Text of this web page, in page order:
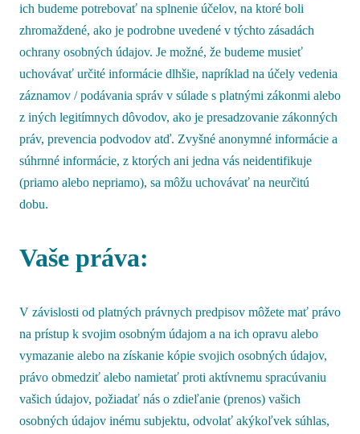
ich budeme potrebovať na splnenie účelov, na ktoré boli
zhromaždené, ako je podrobne uvedené v týchto zásadách
ochrany osobných údajov. Je možné, že budeme musieť
uchovávať určité informácie dlhšie, napríklad na účely vedenia
záznamov / podávania správ v súlade s platnými zákonmi alebo
z iných legitímnych dôvodov, ako je presadzovanie zákonných
práv, prevencia podvodov atď. Zvyšné anonymné informácie a
súhrnné informácie, z ktorých ani jedna vás neidentifikuje
(priamo alebo nepriamo), sa môžu uchovávať na neurčitú
dobu.
Vaše práva:
V závislosti od platných právnych predpisov môžete mať právo
na prístup k svojim osobným údajom a na ich opravu alebo
vymazanie alebo na získanie kópie svojich osobných údajov,
právo obmedziť alebo namietať proti aktívnemu spracúvaniu
vašich údajov, požiadať nás o zdieľanie (prenos) vašich
osobných údajov inému subjektu, odvolať akýkoľvek súhlas,